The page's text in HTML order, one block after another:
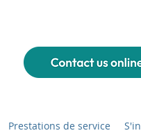
Prestations de service